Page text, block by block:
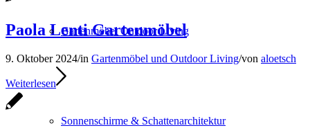
Gartenmöbel Outdoor Living
Sonnenschirme & Schattenarchitektur
Paola Lenti Gartenmöbel
9. Oktober 2024/in Gartenmöbel und Outdoor Living/von aloetsch
Weiterlesen